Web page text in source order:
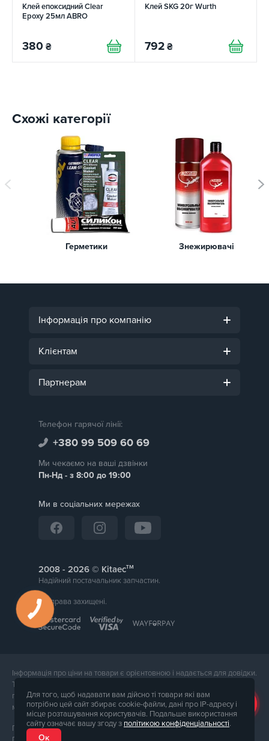
Клей епоксидний Clear
Epoxy 25мл ABRO
380 ₴
Клей SKG 20г Wurth
792 ₴
Схожі категорії
Герметики Знежирювачі
Інформація про компанію
Клієнтам
Партнерам
Телефон гарячої лінії:
+380 99 509 60 69
Ми чекаємо на ваші дзвінки
Пн-Нд - з 8:00 до 19:00
Ми в соціальних мережах
2008 - © Kitaecтм
Надійний постачальник запчастин.
Всі права захищені.
Інформація про ціни на товари є орієнтовною і надається для довідки.
Точна вартість товару буде названа менеджером магазину при
підтвердження замовлення. Зовнішній вигляд і комплектація товару
може відрізнятися від його фотографії.
Послуги надає ФОП Тюпа Петро Павлович, ІПН 2770105454.
Для того, щоб надавати вам дійсно ті товари які вам
потрібно цей сайт збирає cookie-файли, дані про IP-адресу і
місце розташування користувачів. Подальше використання
сайту означає вашу згоду з політикою конфіденціальності.
Ок